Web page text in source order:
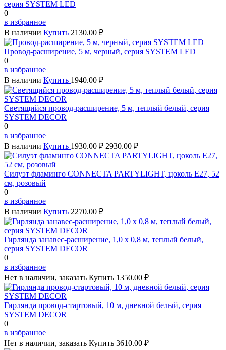
серия SYSTEM LED
0
в избранное
В наличии Купить 2130.00 ₽
Провод-расширение, 5 м, черный, серия SYSTEM LED
0
в избранное
В наличии Купить 1940.00 ₽
Светящийся провод-расширение, 5 м, теплый белый, серия
SYSTEM DECOR
0
в избранное
В наличии Купить 1930.00 ₽ 2930.00 ₽
Силуэт фламинго CONNECTA PARTYLIGHT, цоколь Е27, 52
см, розовый
0
в избранное
В наличии Купить 2270.00 ₽
Гирлянда занавес-расширение, 1,0 х 0,8 м, теплый белый,
серия SYSTEM DECOR
0
в избранное
Нет в наличии, заказать Купить 1350.00 ₽
Гирлянда провод-стартовый, 10 м, дневной белый, серия
SYSTEM DECOR
0
в избранное
Нет в наличии, заказать Купить 3610.00 ₽